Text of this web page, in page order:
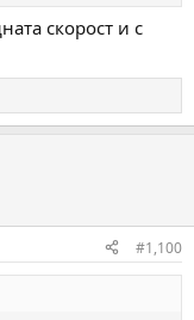
скорост и с
#1,100